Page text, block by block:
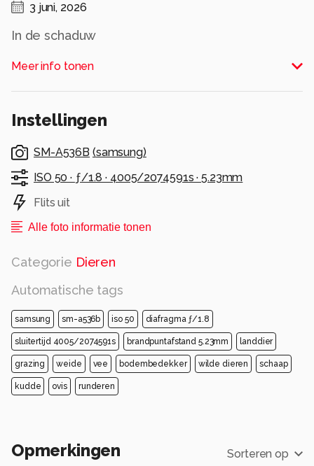
3 juni, 2026
In de schaduw
Alle rechten voorbehouden
Meer info tonen
Instellingen
SM-A536B (samsung)
ISO 50 · ƒ/1.8 · 4005/2074591s ·5.23mm
Flits uit
Alle foto informatie tonen
Categorie Dieren
Automatische tags
samsung sm-a536b iso 50 diafragma ƒ/1.8
sluitertijd 4005/2074591s brandpuntafstand 5.23mm landdier
grazing weide vee bodembedekker wilde dieren schaap
kudde ovis runderen
Opmerkingen Sorteren op